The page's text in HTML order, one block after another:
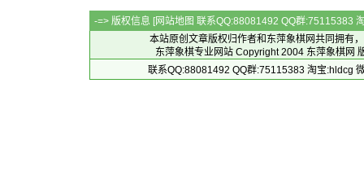
-=> 版权信息 [网站地图 联系QQ:88081492 QQ群:75115383
本站原创文章版权归作者和 东萍象棋网共同拥有
东萍象棋专业网站 Copyright 2004 东萍象棋网
联系QQ:88081492 QQ群:75115383 淘宝:hldcg